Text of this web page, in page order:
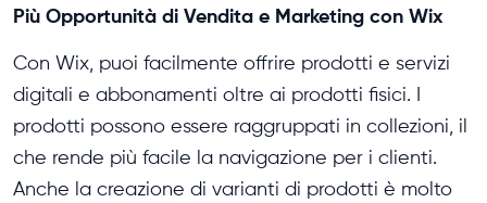
Più Opportunità di Vendita e Marketing con Wix
Con Wix, puoi facilmente offrire prodotti e servizi
digitali e abbonamenti oltre ai prodotti fisici. I
prodotti possono essere raggruppati in collezioni, il
che rende più facile la navigazione per i clienti.
Anche la creazione di varianti di prodotti è molto